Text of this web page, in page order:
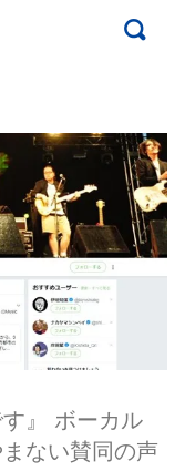
』 ボーカル
ない賛同の声